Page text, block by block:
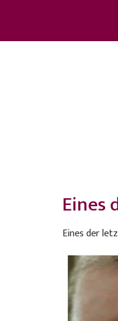
Eines
Eines der